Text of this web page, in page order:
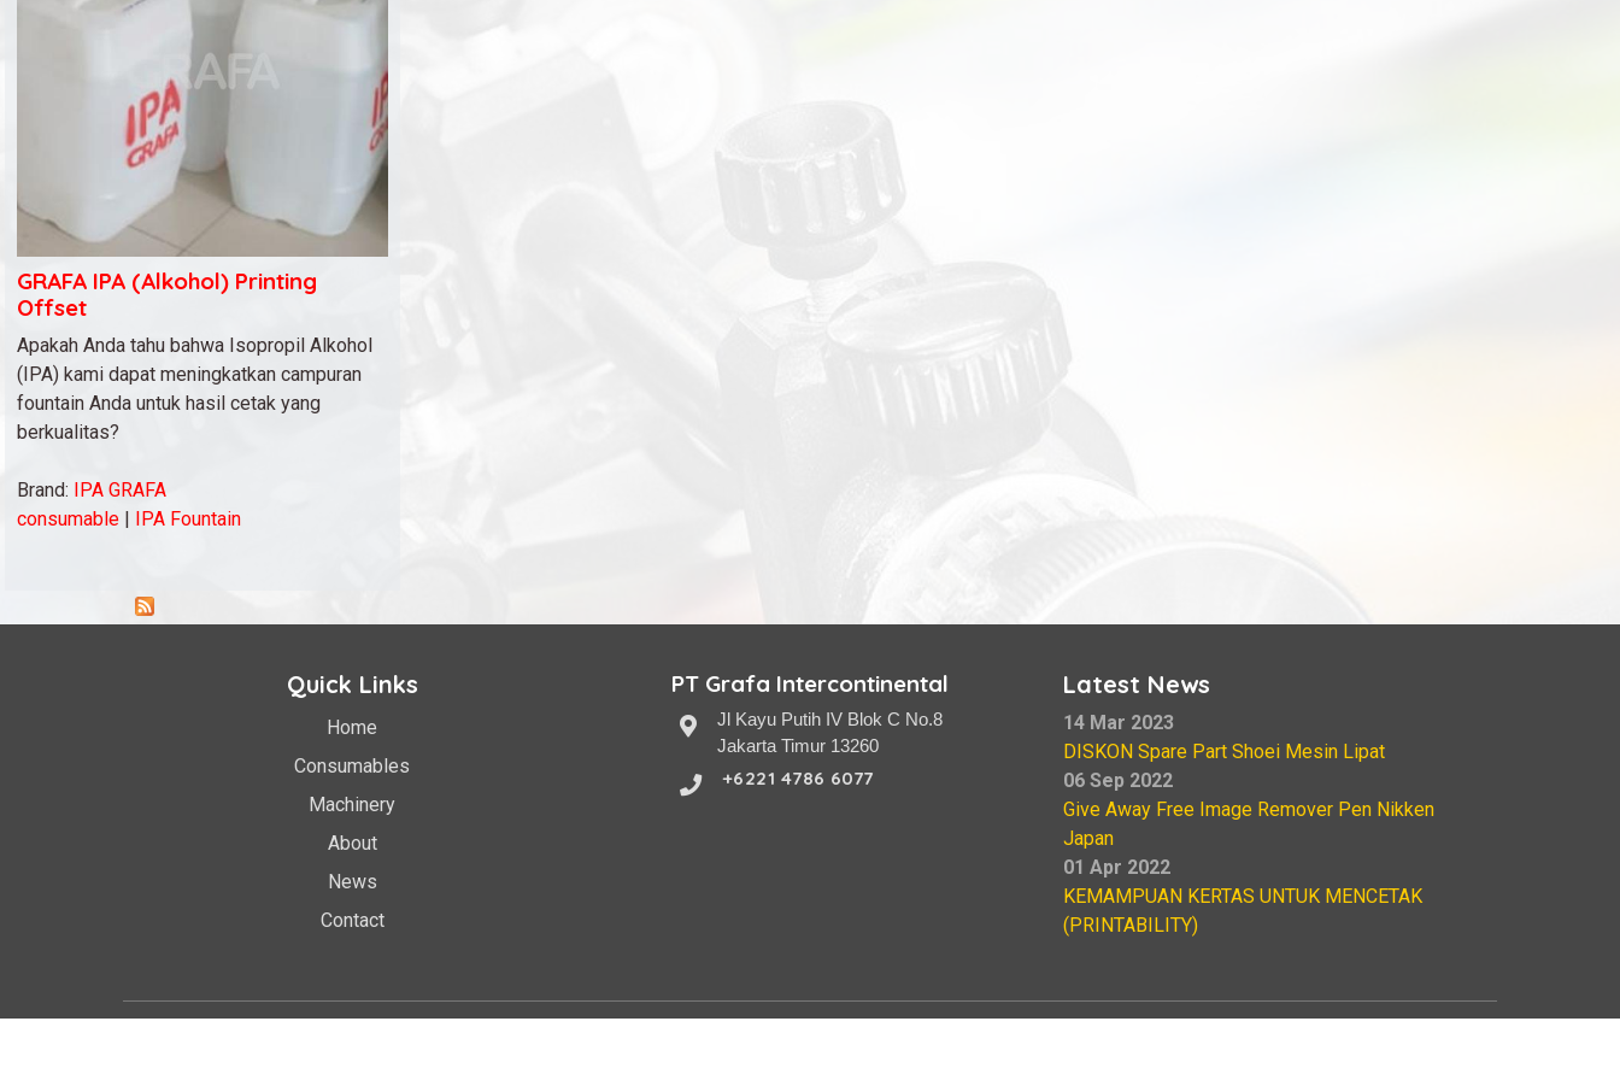
GRAFA IPA (Alkohol) Printing
Offset
Apakah Anda tahu bahwa Isopropil Alkohol
(IPA) kami dapat meningkatkan campuran
fountain Anda untuk hasil cetak yang
berkualitas?
Brand: IPA GRAFA
consumable | IPA Fountain
Quick Links
Home
Consumables
Machinery
About
News
Contact
PT Grafa Intercontinental
Jl Kayu Putih IV Blok C No.8
Jakarta Timur 13260
+6221 4786 6077
Latest News
14 Mar 2023
DISKON Spare Part Shoei Mesin Lipat
06 Sep 2022
Give Away Free Image Remover Pen Nikken
Japan
01 Apr 2022
KEMAMPUAN KERTAS UNTUK MENCETAK
(PRINTABILITY)